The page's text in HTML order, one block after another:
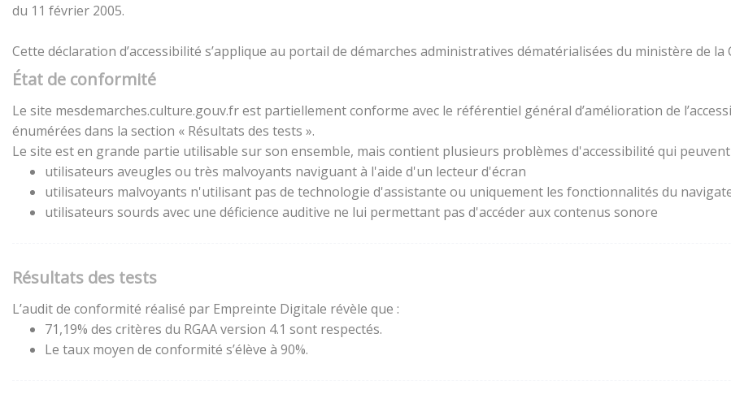
du 11 février 2005.
Cette déclaration d’accessibilité s’applique au portail de démarches administratives dématérialisées du ministère de
État de conformité
Le site mesdemarches.culture.gouv.fr est partiellement conforme avec le référentiel général d’amélioration de
énumérées dans la section « Résultats des tests ».
Le site est en grande partie utilisable sur son ensemble, mais contient plusieurs problèmes d'accessibilité qui
utilisateurs aveugles ou très malvoyants naviguant à l'aide d'un lecteur d'écran
utilisateurs malvoyants n'utilisant pas de technologie d'assistante ou uniquement les fonctionnalités du
utilisateurs sourds avec une déficience auditive ne lui permettant pas d'accéder aux contenus sonore
Résultats des tests
L’audit de conformité réalisé par Empreinte Digitale révèle que :
71,19% des critères du RGAA version 4.1 sont respectés.
Le taux moyen de conformité s’élève à 90%.